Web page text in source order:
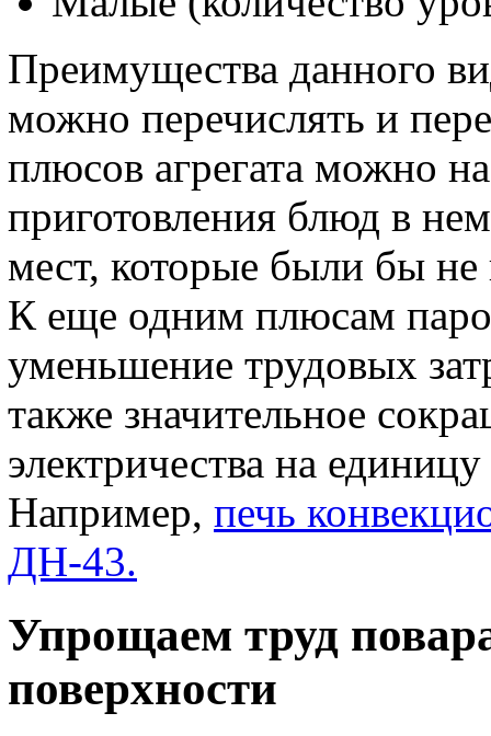
Преимущества данного
можно перечислять и
плюсов агрегата можно
приготовления блюд в
мест, которые были бы
К еще одним плюсам
уменьшение трудовых
также значительное
электричества на
Например, печь
ДН-43.
Упрощаем труд
поверхности